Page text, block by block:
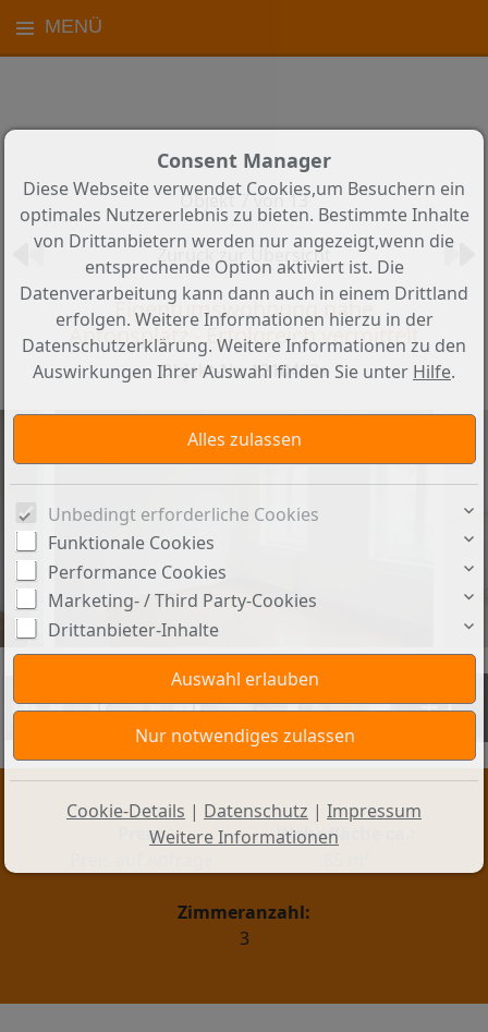
MENÜ
Objekt 7 von 13
Zurück zur Übersicht
Eigentumswohnung nahe
Antonsplatz - Erfolgreich vermittelt
Objekt-Nr.: 1210463a
+1
Preis:
Wohnfläche ca.:
Zimmeranzahl:
3
Consent Manager
Diese Webseite verwendet Cookies,um Besuchern ein
optimales Nutzererlebnis zu bieten. Bestimmte Inhalte
von Drittanbietern werden nur angezeigt,wenn die
entsprechende Option aktiviert ist. Die
Datenverarbeitung kann dann auch in einem Drittland
erfolgen. Weitere Informationen hierzu in der
Datenschutzerklärung. Weitere Informationen zu den
Auswirkungen Ihrer Auswahl finden Sie unter Hilfe.
Unbedingt erforderliche Cookies
Funktionale Cookies
Performance Cookies
Marketing- / Third Party-Cookies
Drittanbieter-Inhalte
Cookie-Details | Datenschutz | Impressum
Weitere Informationen